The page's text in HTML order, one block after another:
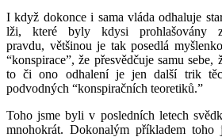
I když dokonce i sama vláda odhaluje
lži, které byly kdysi prohlašovány
pravdu, většinou je tak posedlá
“konspirace”, že přesvědčuje samu sebe,
to či ono odhalení je jen další trik
podvodných “konspiračních teoretiků.”
Toho jsme byli v posledních letech
mnohokrát. Dokonalým příkladem toho